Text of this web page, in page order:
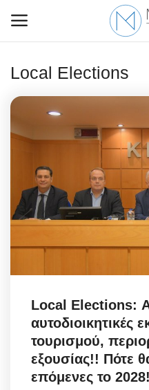
Contact Us
Business
Travel
World
Greece
Entertainment
Local Elections
Local Elections:
αυτοδιοικητικές
τουρισμού,
εξουσίας!! Πότε
επόμενες το